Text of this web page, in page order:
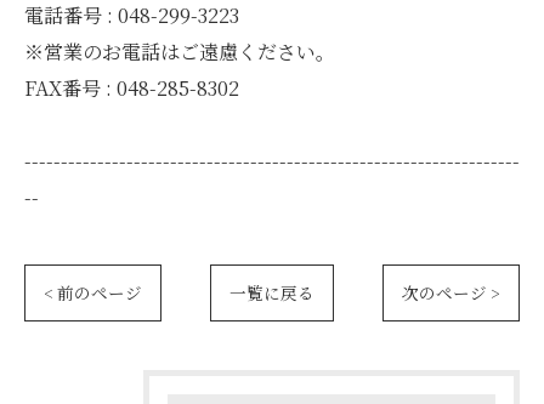
電話番号 : 048-299-3223
※営業のお電話はご遠慮ください。
FAX番号 : 048-285-8302
--------------------------------------------------------------------
--
< 前のページ 一覧に戻る 次のページ >